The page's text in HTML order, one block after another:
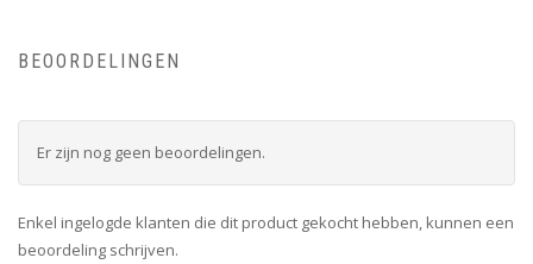
BEOORDELINGEN
Er zijn nog geen beoordelingen.
Enkel ingelogde klanten die dit product gekocht hebben, kunnen een
beoordeling schrijven.